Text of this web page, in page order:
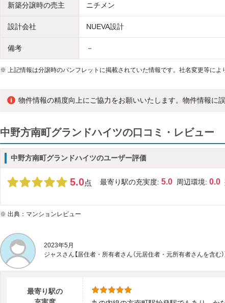
新築分譲時の売主 ニチメン
設計会社 NUEVA設計
備考 －
※ 上記情報は分譲時のパンフレットに掲載されていた情報です。社名変更等によ
物件情報の精度向上にご協力をお願いいたします。物件情報に
中野方南町グランドハイツの口コミ・レビュー
中野方南町グランドハイツのユーザー評価
5.0点 最寄り駅の充実度: 5.0 周辺環境: 0.0
※ 出典：マンションレビュー
2023年5月
ジャスさん【居住者・所有者さん（元居住者・元所有者さんを含む）
最寄り駅の